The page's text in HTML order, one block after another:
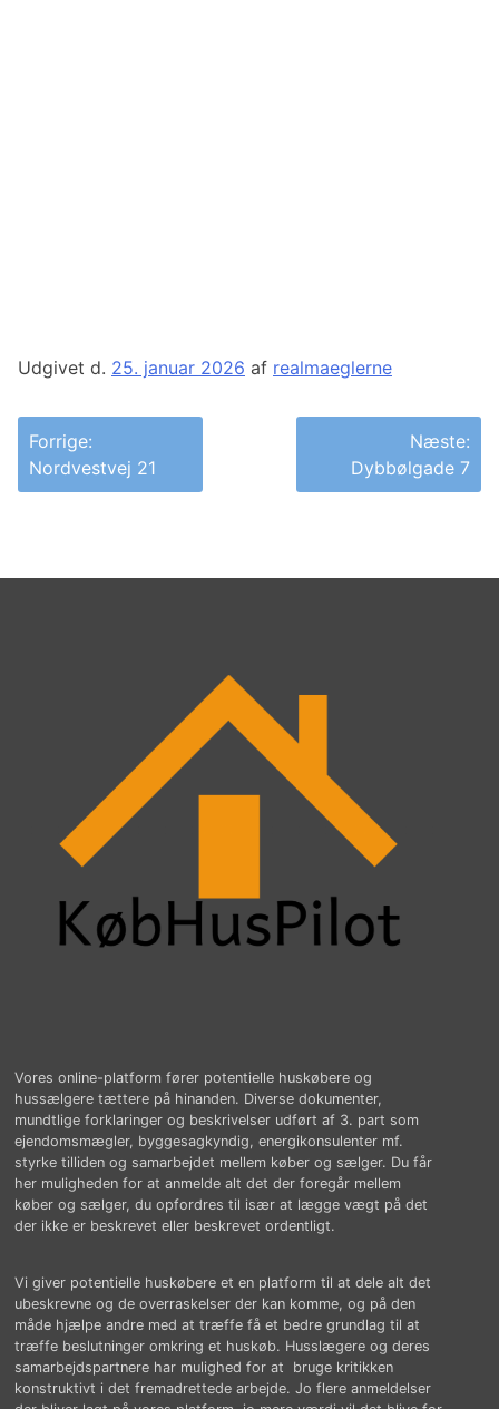
Udgivet d. 25. januar 2026 af realmaeglerne
Indlægsnavigation
Forrige:
Nordvestvej 21
Næste:
Dybbølgade 7
Vores online-platform fører potentielle huskøbere og
hussælgere tættere på hinanden. Diverse dokumenter,
mundtlige forklaringer og beskrivelser udført af 3. part som
ejendomsmægler, byggesagkyndig, energikonsulenter mf.
styrke tilliden og samarbejdet mellem køber og sælger. Du får
her muligheden for at anmelde alt det der foregår mellem
køber og sælger, du opfordres til især at lægge vægt på det
der ikke er beskrevet eller beskrevet ordentligt.
Vi giver potentielle huskøbere et en platform til at dele alt det
ubeskrevne og de overraskelser der kan komme, og på den
måde hjælpe andre med at træffe få et bedre grundlag til at
træffe beslutninger omkring et huskøb. Husslægere og deres
samarbejdspartnere har mulighed for at bruge kritikken
konstruktivt i det fremadrettede arbejde. Jo flere anmeldelser